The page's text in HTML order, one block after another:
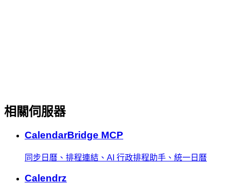
相關伺服器
CalendarBridge MCP
同步日曆、排程連結、AI 行政排程助手、統一日曆
Calendrz